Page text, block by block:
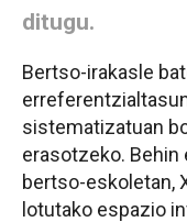
ditugu.
Bertso-irakasle
sistematizatuan
erasotzeko.
bertso-eskoletan,
lotutako espazio